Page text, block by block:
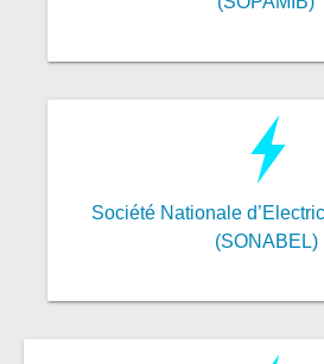
Société Nationale
(SONABEL)